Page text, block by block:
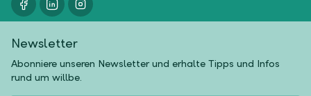
Newsletter
Abonniere unseren Newsletter und erhalte Tipps und Infos
rund um willbe.